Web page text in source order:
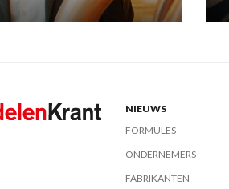
NIEUWS
FORMULES
ONDERNEMERS
FABRIKANTEN